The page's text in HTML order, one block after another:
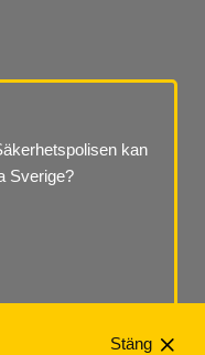
kan
Sverige?
Stäng